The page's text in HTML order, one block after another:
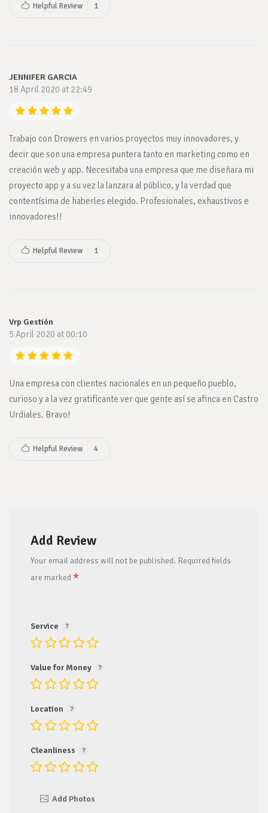
Helpful Review 1
JENNIFER GARCIA
18 April 2020 at 22:49
Trabajo con Drowers en varios proyectos muy innovadores, y
decir que son una empresa puntera tanto en marketing como en
creación web y app. Necesitaba una empresa que me diseñara mi
proyecto app y a su vez la lanzara al público, y la verdad que
contentísima de haberles elegido. Profesionales, exhaustivos e
innovadores!!
Helpful Review 1
Vrp Gestión
5 April 2020 at 00:10
Una empresa con clientes nacionales en un pequeño pueblo,
curioso y a la vez gratificante ver que gente así se afinca en Castro
Urdiales. Bravo!
Helpful Review 4
Add Review
Your email address will not be published. Required fields
are marked *
Service
Value for Money
Location
Cleanliness
Add Photos